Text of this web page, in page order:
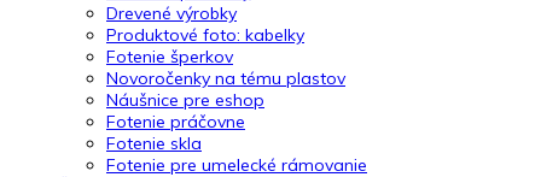
Drevené výrobky
Produktové foto: kabelky
Fotenie šperkov
Novoročenky na tému plastov
Náušnice pre eshop
Fotenie práčovne
Fotenie skla
Fotenie pre umelecké rámovanie